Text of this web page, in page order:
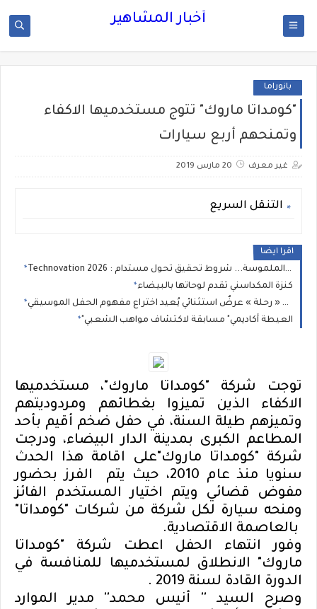
أخبار المشاهير
بانوراما
"كومداتا ماروك" تتوج مستخدميها الاكفاء
وتمنحهم أربع سيارات
غير معرف 20 مارس 2019
التنقل السريع
اقرا ايضا
Technovation 2026 : من الرؤية إلى النتائج الملموسة... شروط تحقيق تحول مستدام
كنزة المكداسني تقدم لوحاتها بالبيضاء
قمر يُطلق « رحلة » عرضٌ استثنائي يُعيد اختراع مفهوم الحفل الموسيقي
"العيطة أكاديمي" مسابقة لاكتشاف مواهب الشعبي
توجت شركة "كومداتا ماروك"، مستخدميها
الاكفاء الذين تميزوا بغطائهم ومردوديتهم
وتميزهم طيلة السنة، في حفل ضخم أقيم بأحد
المطاعم الكبرى بمدينة الدار البيضاء، ودرجت
شركة "كومداتا ماروك"على اقامة هذا الحدث
سنويا منذ عام 2010، حيث يتم
الفرز بحضور
مفوض قضائي ويتم اختيار المستخدم الفائز
ومنحه سيارة لكل شركة من شركات "كومداتا"
بالعاصمة الاقتصادية.
وفور انتهاء الحفل اعطت شركة "كومداتا
ماروك" الانطلاق لمستخدميها للمنافسة في
الدورة القادة لسنة 2019 .
وصرح السيد '' أنيس محمد'' مدير الموارد